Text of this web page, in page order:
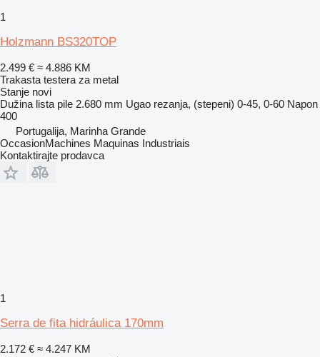
1
Holzmann BS320TOP
2.499 € ≈ 4.886 KM
Trakasta testera za metal
Stanje novi
Dužina lista pile 2.680 mm Ugao rezanja, (stepeni) 0-45, 0-60 Napon
400
Portugalija, Marinha Grande
OccasionMachines Maquinas Industriais
Kontaktirajte prodavca
1
Serra de fita hidráulica 170mm
2.172 € ≈ 4.247 KM